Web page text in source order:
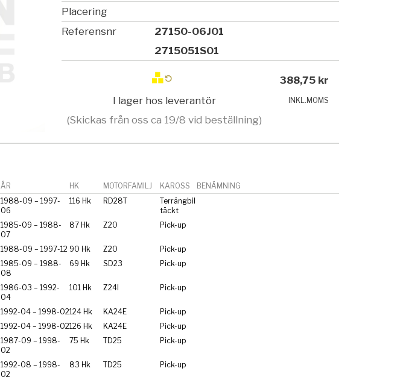
Placering
Referensnr
27150-06J01
2715051S01
I lager hos leverantör
(Skickas från oss ca 19/8 vid beställning)
388,75 kr
INKL.MOMS
ÅR HK MOTORFAMILJ KAROSS
BENÄMNING
1988-09 – 1997-
06
116 Hk RD28T
Terrängbil
täckt
1985-09 – 1988-
07
87 Hk Z20 Pick-up
1988-09 – 1997-12 90 Hk Z20
Pick-up
1985-09 – 1988-
08
69 Hk SD23 Pick-up
1986-03 – 1992-
04
101 Hk Z24I Pick-up
1992-04 – 1998-02124 Hk KA24E
Pick-up
1992-04 – 1998-02126 Hk KA24E
Pick-up
1987-09 – 1998-
02
75 Hk TD25 Pick-up
1992-08 – 1998-
02
83 Hk TD25 Pick-up